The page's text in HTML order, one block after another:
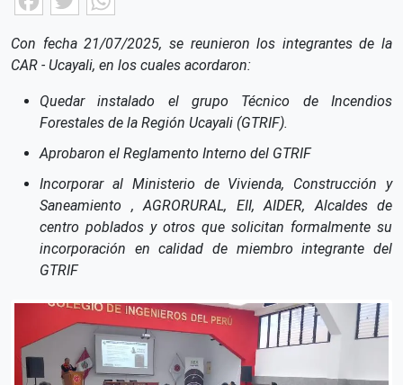
Con fecha 21/07/2025, se reunieron los integrantes de la
CAR - Ucayali, en los cuales acordaron:
Quedar instalado el grupo Técnico de Incendios
Forestales de la Región Ucayali (GTRIF).
Aprobaron el Reglamento Interno del GTRIF
Incorporar al Ministerio de Vivienda, Construcción y
Saneamiento , AGRORURAL, EII, AIDER, Alcaldes de
centro poblados y otros que solicitan formalmente su
incorporación en calidad de miembro integrante del
GTRIF